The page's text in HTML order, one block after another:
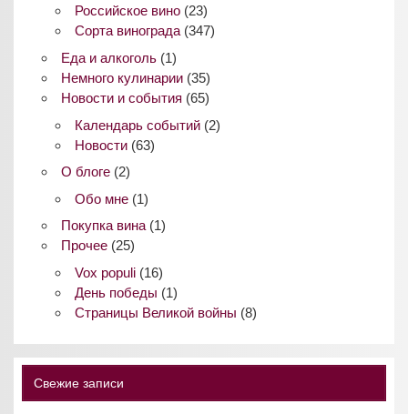
Российское вино(23)
Сорта винограда(347)
Еда и алкоголь(1)
Немного кулинарии(35)
Новости и события (65)
Календарь событий(2)
Новости(63)
О блоге(2)
Обо мне(1)
Покупка вина(1)
Прочее(25)
Vox populi(16)
День победы (1)
Страницы Великой войны (8)
Свежие записи